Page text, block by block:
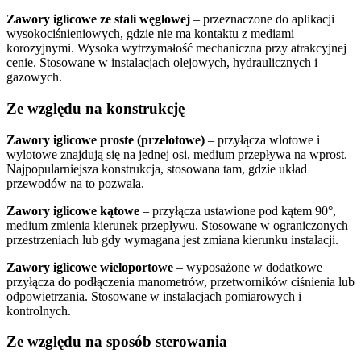
Zawory iglicowe ze stali węglowej – przeznaczone do aplikacji
wysokociśnieniowych, gdzie nie ma kontaktu z mediami
korozyjnymi. Wysoka wytrzymałość mechaniczna przy atrakcyjnej
cenie. Stosowane w instalacjach olejowych, hydraulicznych i
gazowych.
Ze względu na konstrukcję
Zawory iglicowe proste (przelotowe) – przyłącza wlotowe i
wylotowe znajdują się na jednej osi, medium przepływa na wprost.
Najpopularniejsza konstrukcja, stosowana tam, gdzie układ
przewodów na to pozwala.
Zawory iglicowe kątowe – przyłącza ustawione pod kątem 90°,
medium zmienia kierunek przepływu. Stosowane w ograniczonych
przestrzeniach lub gdy wymagana jest zmiana kierunku instalacji.
Zawory iglicowe wieloportowe – wyposażone w dodatkowe
przyłącza do podłączenia manometrów, przetworników ciśnienia lub
odpowietrzania. Stosowane w instalacjach pomiarowych i
kontrolnych.
Ze względu na sposób sterowania